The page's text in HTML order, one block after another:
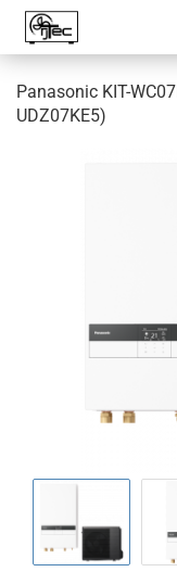
Panasonic KIT-
UDZ07KE5)